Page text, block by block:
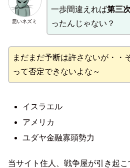
悪いネズミ
一歩間違えれば第三
ったんじゃない？
まだまだ予断は許さないが・・
って否定できないよな～
イスラエル
アメリカ
ユダヤ金融寡頭勢力
当サイト住人、戦争屋が引き起こ